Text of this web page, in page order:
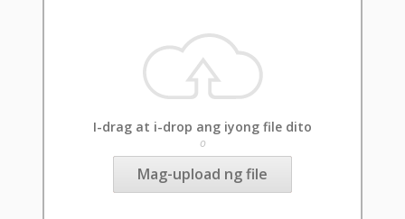
I-drag at i-drop ang iyong file dito
o
Mag-upload ng file